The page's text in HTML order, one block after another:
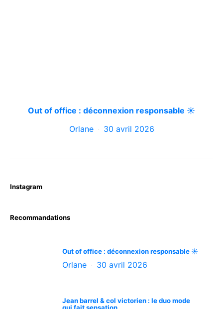
Out of office : déconnexion responsable ☀️
Orlane
30 avril 2026
Instagram
Recommandations
Out of office : déconnexion responsable ☀️
Orlane 30 avril 2026
Jean barrel & col victorien : le duo mode